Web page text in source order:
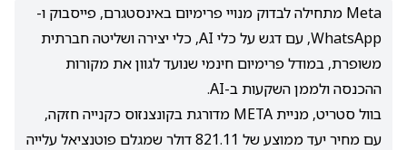
Meta מתחילה לבדוק מנויי פרימיום באינסטגרם, פייסבוק ו-
WhatsApp, עם דגש על כלי AI, כלי יצירה ושליטה חברתית
משופרת, במודל פרימיום חינמי שנועד לגוון את מקורות
ההכנסה ולממן השקעות ב-AI.
בוול סטריט, מניית META מדורגת בקונצנזוס כקנייה חזקה,
עם מחיר יעד ממוצע של 821.11 דולר שמגלם פוטנציאל עלייה